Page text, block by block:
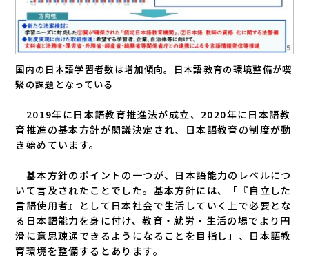
国内の日本語学習者数は増加傾向。日本語教育の環境整備が喫
緊の課題となっている
2019年に日本語教育推進法が成立、2020年に日本語教
育推進の基本方針が閣議決定され、日本語教育の制度が動
き始めています。
基本方針のポイントの一つが、日本語能力のレベルにつ
いて言及されたことでした。基本方針には、「『自立した
言語使用者』として日本社会で生活していく上で必要とな
る日本語能力を身に付け、教育・就労・生活の場でより円
滑に意思疎通できるようになることを目指し」、日本語教
育環境を整備するとあります。